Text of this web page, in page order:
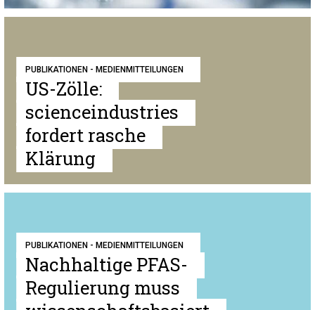
PUBLIKATIONEN - MEDIENMITTEILUNGEN
US-Zölle:
scienceindustries
fordert rasche
Klärung
PUBLIKATIONEN - MEDIENMITTEILUNGEN
Nachhaltige PFAS-
Regulierung muss